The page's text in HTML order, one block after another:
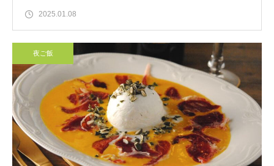
2025.01.08
夜ご飯